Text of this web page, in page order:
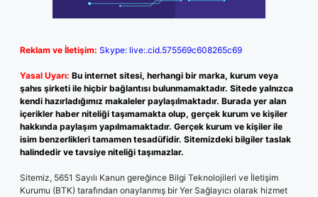
Reklam ve İletişim: Skype: live:.cid.575569c608265c69
Yasal Uyarı: Bu internet sitesi, herhangi bir marka, kurum veya
şahıs şirketi ile hiçbir bağlantısı bulunmamaktadır. Sitede yalnızca
kendi hazırladığımız makaleler paylaşılmaktadır. Burada yer alan
içerikler haber niteliği taşımamakta olup, gerçek kurum ve kişiler
hakkında paylaşım yapılmamaktadır. Gerçek kurum ve kişiler ile
isim benzerlikleri tamamen tesadüfidir. Sitemizdeki bilgiler taslak
halindedir ve tavsiye niteliği taşımazlar.
Sitemiz, 5651 Sayılı Kanun gereğince Bilgi Teknolojileri ve İletişim
Kurumu (BTK) tarafından onaylanmış bir Yer Sağlayıcı olarak hizmet